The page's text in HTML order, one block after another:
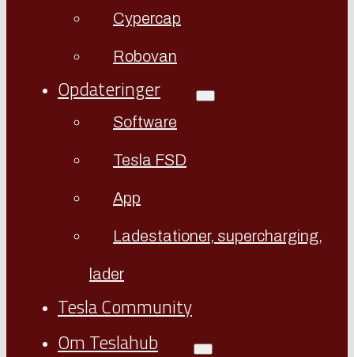
Cypercap
Robovan
Opdateringer
Software
Tesla FSD
App
Ladestationer, supercharging,
lader
Tesla Community
Om Teslahub